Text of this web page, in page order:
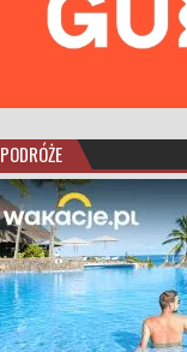
PODRÓŻE